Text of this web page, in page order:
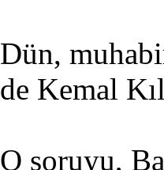
Dün,
de Kemal
O soruyu,